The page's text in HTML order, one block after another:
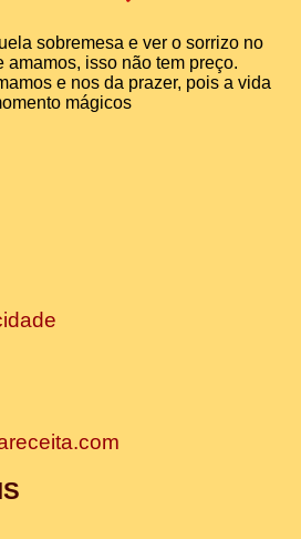
sobremesa e ver o sorrizo no
amamos, isso não tem preço.
e nos da prazer, pois a vida
mágicos